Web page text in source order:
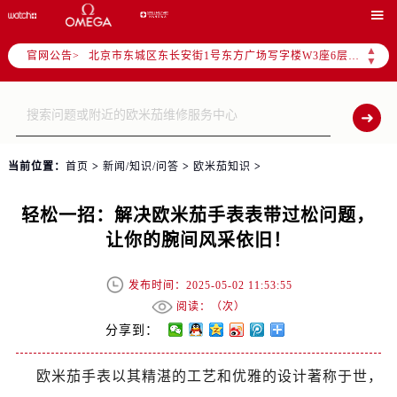

官网公告>
▲
▼
北京市东城区东长安街1号东方广场写字楼W3座6层602室（需提前预约）
北京市朝阳区建国门外大街甲6号华熙国际中心写字楼D座11层1102室（需提前预约）
天津市和平区赤峰道136号天津国际金融中心写字楼26层2603室（需提前预约）
上海市徐汇区虹桥路3号港汇中心写字楼2座37层3705室（需提前预约）
常州市新北区龙锦路1590号现代传媒中心写字楼5号楼10层1008室（需提前预约）
杭州市上城区钱江路1366号华润大厦写字楼A座5层503-5室（需提前预约）
金华市金东区东市南街777号金华万达广场写字楼4号楼22层2209室（需提前预约）
当前位置： 首页 > 新闻/知识/问答 > 欧米茄知识 >
轻松一招：解决欧米茄手表表带过松问题，
让你的腕间风采依旧！
发布时间：2025-05-02 11:53:55
阅读：（次）
分享到：
欧米茄手表以其精湛的工艺和优雅的设计著称于世，